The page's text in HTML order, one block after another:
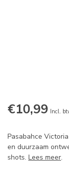
€10,99 Incl.
Pasabahce
en duurzaam
shots. Lees meer.